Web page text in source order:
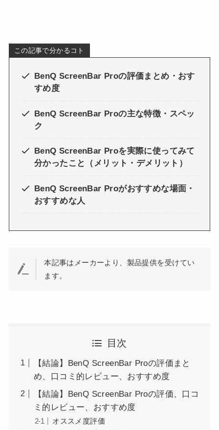
この記事で分かるコト
BenQ ScreenBar Proの評価まとめ・おす
すめ度
BenQ ScreenBar Proの主な特徴・スペッ
ク
BenQ ScreenBar Proを実際に使ってみて
分かったこと（メリット・デメリット）
BenQ ScreenBar Proがおすすめな場面・
おすすめな人
本記事はメーカーより、製品提供を受けてい
ます。
目次
【結論】BenQ ScreenBar Proの評価まと
め、口コミ的レビュー、おすすめ度
【結論】BenQ ScreenBar Proの評価、口コ
ミ的レビュー、おすすめ度
オススメ度評価